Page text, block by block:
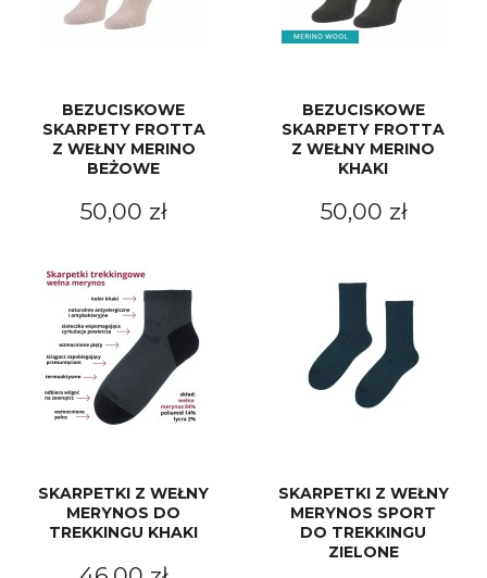
BEZUCISKOWE
SKARPETY FROTTA
Z WEŁNY MERINO
BEŻOWE
50,00 zł
BEZUCISKOWE
SKARPETY FROTTA
Z WEŁNY MERINO
KHAKI
50,00 zł
SKARPETKI Z WEŁNY
MERYNOS DO
TREKKINGU KHAKI
SKARPETKI Z WEŁNY
MERYNOS SPORT
DO TREKKINGU
ZIELONE